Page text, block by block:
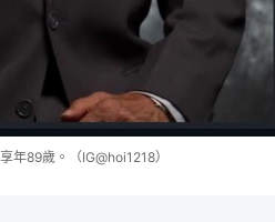
年89歲。（IG@hoi1218）